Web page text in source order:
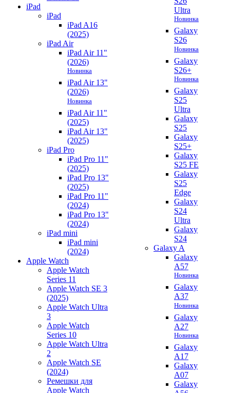
iPad
iPad
iPad A16
(2025)
iPad Air
iPad Air 11"
(2026)
Новинка
iPad Air 13"
(2026)
Новинка
iPad Air 11"
(2025)
iPad Air 13"
(2025)
iPad Pro
iPad Pro 11"
(2025)
iPad Pro 13"
(2025)
iPad Pro 11"
(2024)
iPad Pro 13"
(2024)
iPad mini
iPad mini
(2024)
Apple Watch
Apple Watch
Series 11
Apple Watch SE 3
(2025)
Apple Watch Ultra
3
Apple Watch
Series 10
Apple Watch Ultra
2
Apple Watch SE
(2024)
Ремешки для
Apple Watch
Ultra
Новинка
Galaxy
S26
Новинка
Galaxy
S26+
Новинка
Galaxy
S25
Ultra
Galaxy
S25
Galaxy
S25+
Galaxy
S25 FE
Galaxy
S25
Edge
Galaxy
S24
Ultra
Galaxy
S24
Galaxy A
Galaxy
A57
Новинка
Galaxy
A37
Новинка
Galaxy
A27
Новинка
Galaxy
A17
Galaxy
A07
Galaxy